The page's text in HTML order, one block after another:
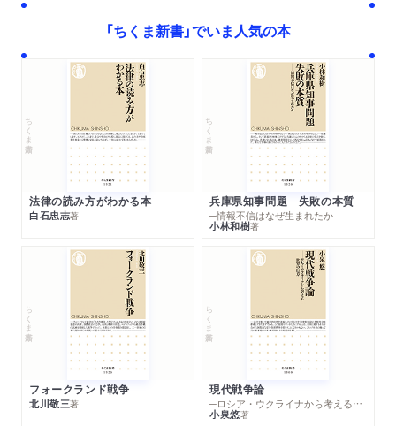
「ちくま新書」でいま人気の本
ちくま新書
法律の読み方がわかる本
白石忠志著
ちくま新書
兵庫県知事問題 失敗の本質
─情報不信はなぜ生まれたか
小林和樹著
ちくま新書
フォークランド戦争
北川敬三著
ちくま新書
現代戦争論
─ロシア・ウクライナから考える世界の行方
小泉悠著